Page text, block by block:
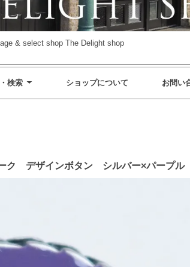
& select shop The Delight shop
検索 ショップについて お問い
ク デザインボタン シルバー×パープル